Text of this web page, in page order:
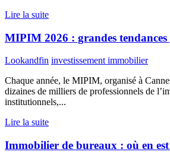
Lire la suite
MIPIM 2026 : grandes
Lookandfin investissement immobilier
Chaque année, le MIPIM, organisé à
dizaines de milliers de professionnels de
institutionnels,...
Lire la suite
Immobilier de bureaux : où en